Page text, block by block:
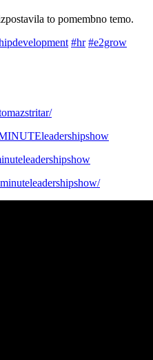
to pomembno temo.
#hr #e2grow